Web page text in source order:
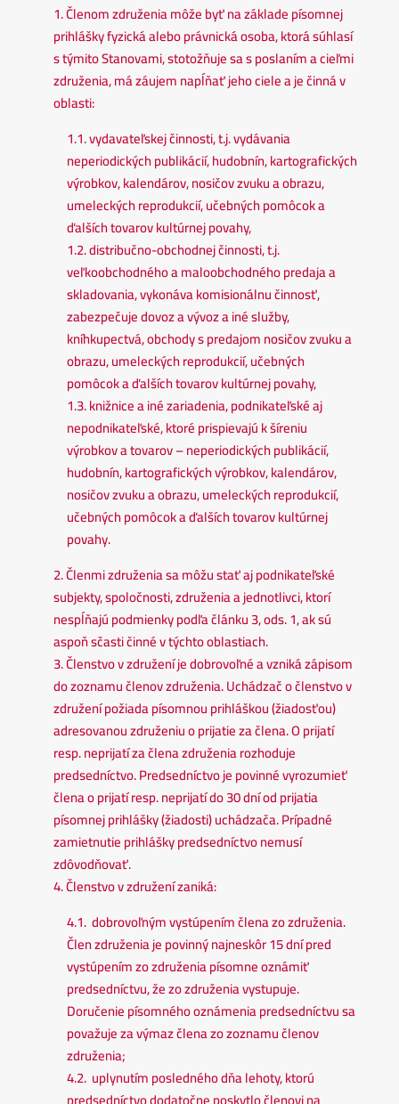
1. Členom združenia môže byť na základe písomnej
prihlášky fyzická alebo právnická osoba, ktorá súhlasí
s týmito Stanovami, stotožňuje sa s poslaním a cieľmi
združenia, má záujem napĺňať jeho ciele a je činná v
oblasti:
1.1. vydavateľskej činnosti, t.j. vydávania
neperiodických publikácií, hudobnín, kartografických
výrobkov, kalendárov, nosičov zvuku a obrazu,
umeleckých reprodukcií, učebných pomôcok a
ďalších tovarov kultúrnej povahy,
1.2. distribučno-obchodnej činnosti, t.j.
veľkoobchodného a maloobchodného predaja a
skladovania, vykonáva komisionálnu činnosť,
zabezpečuje dovoz a vývoz a iné služby,
kníhkupectvá, obchody s predajom nosičov zvuku a
obrazu, umeleckých reprodukcií, učebných
pomôcok a ďalších tovarov kultúrnej povahy,
1.3. knižnice a iné zariadenia, podnikateľské aj
nepodnikateľské, ktoré prispievajú k šíreniu
výrobkov a tovarov – neperiodických publikácií,
hudobnín, kartografických výrobkov, kalendárov,
nosičov zvuku a obrazu, umeleckých reprodukcií,
učebných pomôcok a ďalších tovarov kultúrnej
povahy.
2. Členmi združenia sa môžu stať aj podnikateľské
subjekty, spoločnosti, združenia a jednotlivci, ktorí
nespĺňajú podmienky podľa článku 3, ods. 1, ak sú
aspoň sčasti činné v týchto oblastiach.
3. Členstvo v združení je dobrovoľné a vzniká zápisom
do zoznamu členov združenia. Uchádzač o členstvo v
združení požiada písomnou prihláškou (žiadosťou)
adresovanou združeniu o prijatie za člena. O prijatí
resp. neprijatí za člena združenia rozhoduje
predsedníctvo. Predsedníctvo je povinné vyrozumieť
člena o prijatí resp. neprijatí do 30 dní od prijatia
písomnej prihlášky (žiadosti) uchádzača. Prípadné
zamietnutie prihlášky predsedníctvo nemusí
zdôvodňovať.
4. Členstvo v združení zaniká:
4.1. dobrovoľným vystúpením člena zo združenia.
Člen združenia je povinný najneskôr 15 dní pred
vystúpením zo združenia písomne oznámiť
predsedníctvu, že zo združenia vystupuje.
Doručenie písomného oznámenia predsedníctvu sa
považuje za výmaz člena zo zoznamu členov
združenia;
4.2. uplynutím posledného dňa lehoty, ktorú